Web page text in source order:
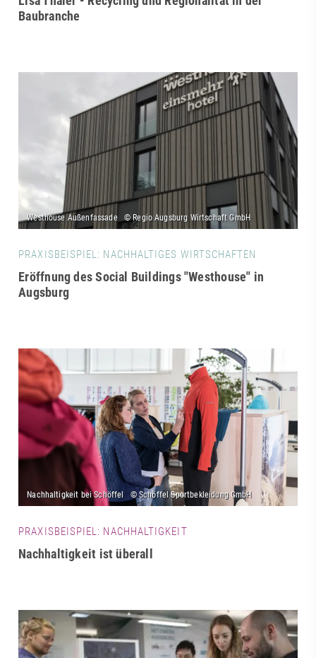
Baubranche
PRAXISBEISPIEL: NACHHALTIGES WIRTSCHAFTEN
Eröffnung des Social Buildings "Westhouse" in
Augsburg
PRAXISBEISPIEL: NACHHALTIGKEIT
Nachhaltigkeit ist überall